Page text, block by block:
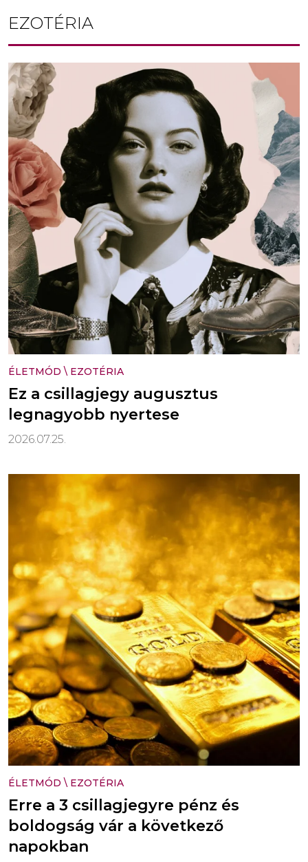
EZOTÉRIA
ÉLETMÓD \ EZOTÉRIA
Ez a csillagjegy augusztus
legnagyobb nyertese
2026.07.25.
ÉLETMÓD \ EZOTÉRIA
Erre a 3 csillagjegyre pénz és
boldogság vár a következő
napokban